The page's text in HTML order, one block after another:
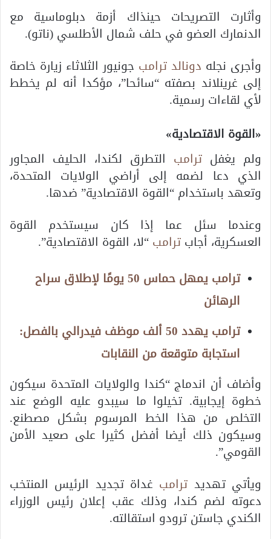
وأثارت التصريحات حينذاك أزمة دبلوماسية مع
الدنمارك العضو في حلف شمال الأطلسي (ناتو).
وأجرى نجله دونالد ترامب جونيور الثلاثاء زيارة خاصة
إلى غرينلاند بصفته “سائحا”، مؤكدا أنه لم يخطط
لأي لقاءات رسمية.
«القوة الاقتصادية»
ولم يغفل ترامب التطرق لكندا، الحليف المجاور
الذي دعا لضمه إلى أراضي الولايات المتحدة،
وتعهد باستخدام “القوة الاقتصادية” ضدها.
وعندما سئل عما إذا كان سيستخدم القوة
العسكرية، أجاب ترامب “لا، القوة الاقتصادية”.
ترامب يمهل حماس 50 يومًا لإطلاق سراح
الرهائن
ترامب يهدد 50 ألف موظف فيدرالي بالفصل:
استجابة متوقعة من النقابات
وأضاف أن اندماج “كندا والولايات المتحدة سيكون
خطوة إيجابية. تخيلوا ما سيبدو عليه الوضع عند
التخلص من هذا الخط المرسوم بشكل مصطنع.
وسيكون ذلك أيضا أفضل كثيرا على صعيد الأمن
القومي”.
ويأتي تهديد ترامب غداة تجديد الرئيس المنتخب
دعوته لضم كندا، وذلك عقب إعلان رئيس الوزراء
الكندي جاستن ترودو استقالته.